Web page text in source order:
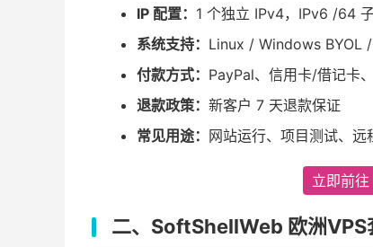
IP 配置： 1 个独立 IPv4，IPv6 /64
系统支持： Linux / Windows BYOL
付款方式： PayPal、信用卡/借记卡
退款政策： 新客户 7 天退款保证
常见用途： 网站运行、项目测试、
立即前
二、SoftShellWeb 欧洲VPS